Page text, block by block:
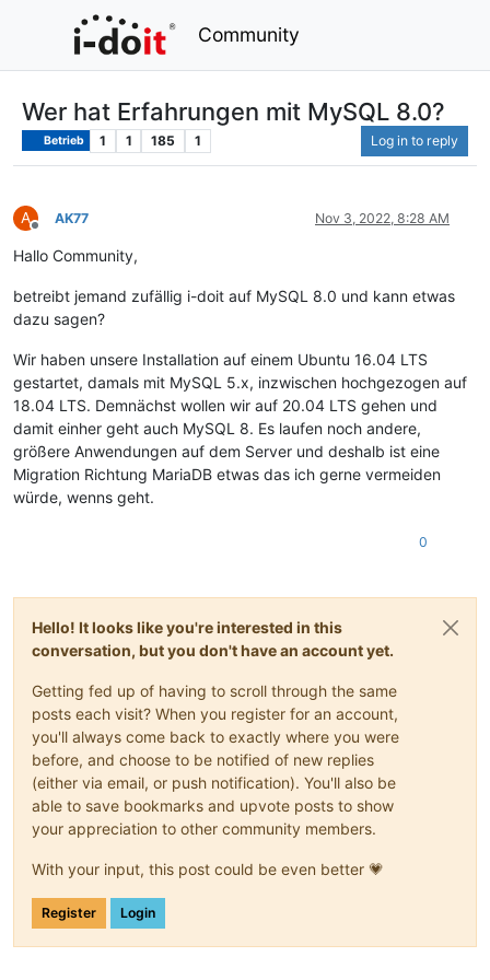
Community
Wer hat Erfahrungen mit MySQL 8.0?
Betrieb 1 1 185 1 Log in to reply
A
Offline
AK77 Nov 3, 2022, 8:28 AM
Hallo Community,
betreibt jemand zufällig i-doit auf MySQL 8.0 und kann etwas
dazu sagen?
Wir haben unsere Installation auf einem Ubuntu 16.04 LTS
gestartet, damals mit MySQL 5.x, inzwischen hochgezogen auf
18.04 LTS. Demnächst wollen wir auf 20.04 LTS gehen und
damit einher geht auch MySQL 8. Es laufen noch andere,
größere Anwendungen auf dem Server und deshalb ist eine
Migration Richtung MariaDB etwas das ich gerne vermeiden
würde, wenns geht.
0
Hello! It looks like you're interested in this
conversation, but you don't have an account yet.
Getting fed up of having to scroll through the same
posts each visit? When you register for an account,
you'll always come back to exactly where you were
before, and choose to be notified of new replies
(either via email, or push notification). You'll also be
able to save bookmarks and upvote posts to show
your appreciation to other community members.
With your input, this post could be even better 💗
Register Login